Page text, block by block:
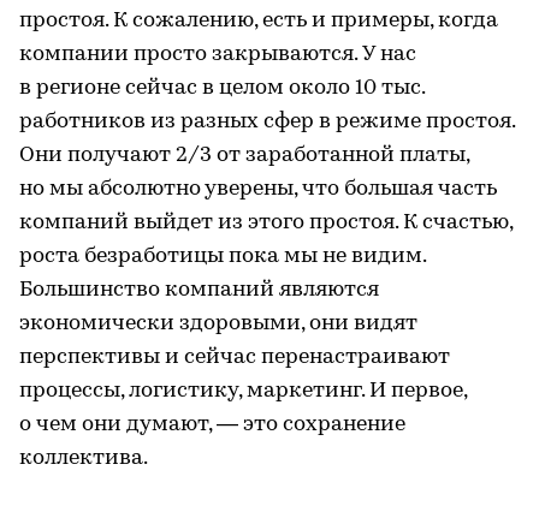
простоя. К сожалению, есть и примеры, когда
компании просто закрываются. У нас
в регионе сейчас в целом около 10 тыс.
работников из разных сфер в режиме простоя.
Они получают 2/3 от заработанной платы,
но мы абсолютно уверены, что большая часть
компаний выйдет из этого простоя. К счастью,
роста безработицы пока мы не видим.
Большинство компаний являются
экономически здоровыми, они видят
перспективы и сейчас перенастраивают
процессы, логистику, маркетинг. И первое,
о чем они думают, — это сохранение
коллектива.